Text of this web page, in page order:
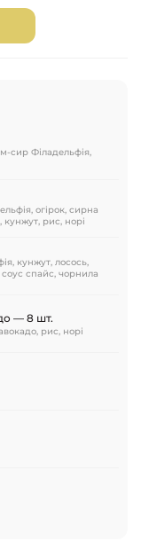
сир Філадельфія,
огірок, сирна
кунжут, рис, норі
кунжут, лосось,
соус спайс, чорнила
— 8 шт.
рис, норі